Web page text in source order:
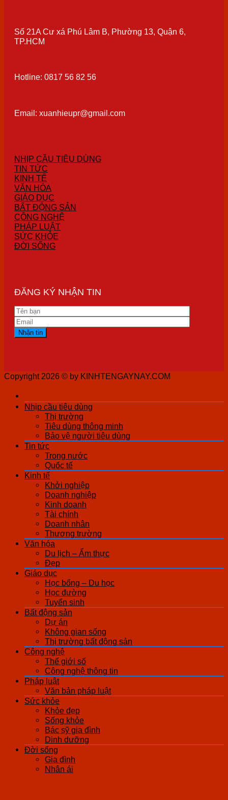
Số 21A Cư xá Phú Lâm B, Phường 13, Quận 6,
TP.HCM
Hotline: 0817 56 82 56
Email: xuanhieupr@gmail.com
NHỊP CẦU TIÊU DÙNG
TIN TỨC
KINH TẾ
VĂN HÓA
GIÁO DỤC
BẤT ĐỘNG SẢN
CÔNG NGHỆ
PHÁP LUẬT
SỨC KHỎE
ĐỜI SỐNG
ĐĂNG KÝ NHẬN TIN
Copyright 2026 © by KINHTENGAYNAY.COM
Nhịp cầu tiêu dùng
Thị trường
Tiêu dùng thông minh
Bảo vệ người tiêu dùng
Tin tức
Trong nước
Quốc tế
Kinh tế
Khởi nghiệp
Doanh nghiệp
Kinh doanh
Tài chính
Doanh nhân
Thương trường
Văn hóa
Du lịch – Ẩm thực
Đẹp
Giáo dục
Học bổng – Du học
Học đường
Tuyển sinh
Bất động sản
Dự án
Không gian sống
Thị trường bất động sản
Công nghệ
Thế giới số
Công nghệ thông tin
Pháp luật
Văn bản pháp luật
Sức khỏe
Khỏe đẹp
Sống khỏe
Bác sỹ gia đình
Dinh dưỡng
Đời sống
Gia đình
Nhân ái